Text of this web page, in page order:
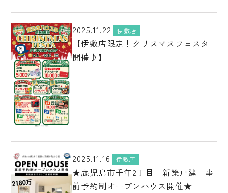
2025.11.22 伊敷店
【伊敷店限定！クリスマスフェスタ
開催♪】
2025.11.16 伊敷店
★鹿児島市千年2丁目 新築戸建 事
前予約制オープンハウス開催★